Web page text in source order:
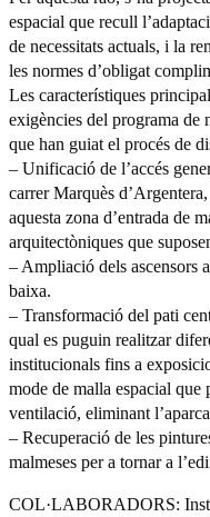
espacial que recull
de necessitats actuals, i la
les normes d’obligat
Les característiques
exigències del programa de
que han guiat el procés de
– Unificació de l’accés
carrer Marquès
aquesta zona d’entrada de
arquitectòniques que
– Ampliació dels ascensors
baixa.
– Transformació del pati
qual es puguin realitzar
institucionals fins a
mode de malla espacial
ventilació, eliminant
– Recuperació de les
malmeses per a tornar a
COL·LABORADORS: